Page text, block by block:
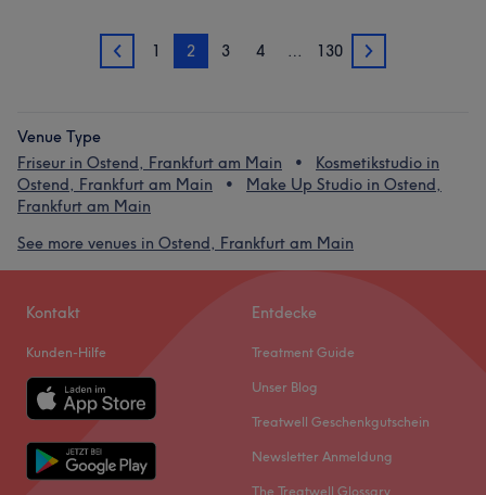
1 1 2 3 4 … 130 3
Venue Type
Friseur in Ostend, Frankfurt am Main
Kosmetikstudio in
Ostend, Frankfurt am Main
Make Up Studio in Ostend,
Frankfurt am Main
See more venues in Ostend, Frankfurt am Main
Kontakt
Kunden-Hilfe
Entdecke
Treatment Guide
Unser Blog
Treatwell Geschenkgutschein
Newsletter Anmeldung
The Treatwell Glossary